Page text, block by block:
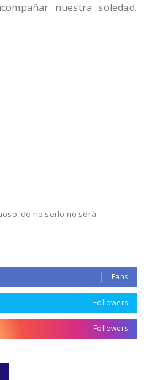
nuestra soledad.
de no serlo no será
Fans
Followers
Followers